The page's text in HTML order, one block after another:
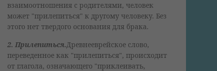
взаимоотношения с родителями, человек
может "прилепиться" к другому человеку. Без
этого нет твердого основания для брака.
2. Прилепиться.Древнееврейское слово,
переведенное как "прилепиться", происходит
от глагола, означающего "приклеивать,